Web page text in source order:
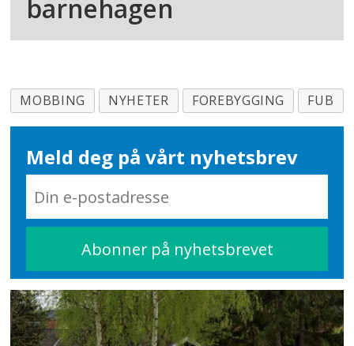
barnehagen
MOBBING NYHETER FOREBYGGING FUB
Meld deg på vårt nyhetsbrev